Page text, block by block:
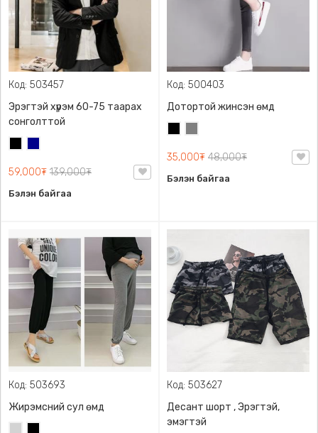
Код: 503457
Эрэгтэй хүрэм 60-75 таарах
сонголттой
59,000₮ 139,000₮
Бэлэн байгаа
Код: 500403
Дотортой жинсэн өмд
35,000₮ 48,000₮
Бэлэн байгаа
Код: 503693
Жирэмсний сул өмд
Код: 503627
Десант шорт , Эрэгтэй,
эмэгтэй